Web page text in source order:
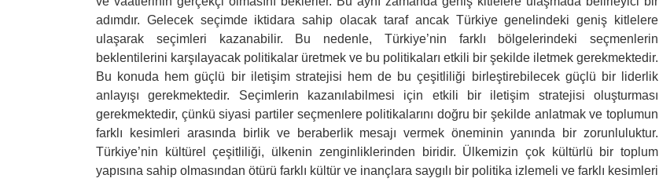
adımdır. Gelecek seçimde iktidara sahip olacak taraf ancak Türkiye genelindeki geniş kitlelere
ulaşarak seçimleri kazanabilir. Bu nedenle, Türkiye’nin farklı bölgelerindeki seçmenlerin
beklentilerini karşılayacak politikalar üretmek ve bu politikaları etkili bir şekilde iletmek gerekmektedir.
Bu konuda hem güçlü bir iletişim stratejisi hem de bu çeşitliliği birleştirebilecek güçlü bir liderlik
anlayışı gerekmektedir. Seçimlerin kazanılabilmesi için etkili bir iletişim stratejisi oluşturması
gerekmektedir, çünkü siyasi partiler seçmenlere politikalarını doğru bir şekilde anlatmak ve toplumun
farklı kesimleri arasında birlik ve beraberlik mesajı vermek öneminin yanında bir zorunluluktur.
Türkiye’nin kültürel çeşitliliği, ülkenin zenginliklerinden biridir. Ülkemizin çok kültürlü bir toplum
yapısına sahip olmasından ötürü farklı kültür ve inançlara saygılı bir politika izlemeli ve farklı kesimleri